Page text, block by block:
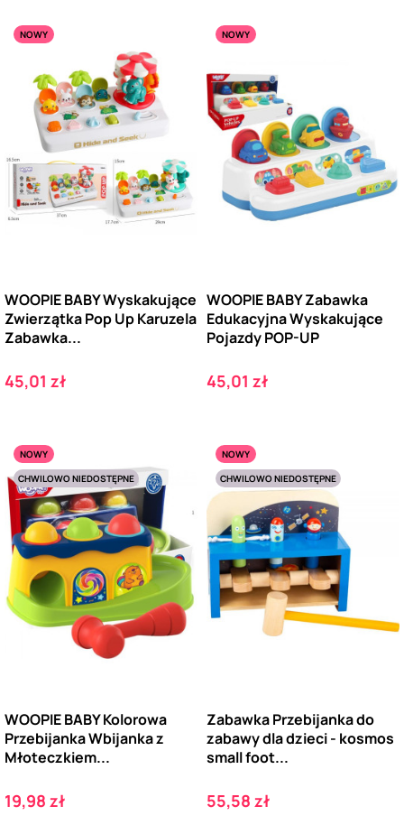
NOWY
WOOPIE BABY Wyskakujące
Zwierzątka Pop Up Karuzela
Zabawka...
Cena
45,01 zł
NOWY
WOOPIE BABY Zabawka
Edukacyjna Wyskakujące
Pojazdy POP-UP
Cena
45,01 zł
NOWY
CHWILOWO NIEDOSTĘPNE
WOOPIE BABY Kolorowa
Przebijanka Wbijanka z
Młoteczkiem...
Cena
19,98 zł
NOWY
CHWILOWO NIEDOSTĘPNE
Zabawka Przebijanka do
zabawy dla dzieci - kosmos
small foot...
Cena
55,58 zł